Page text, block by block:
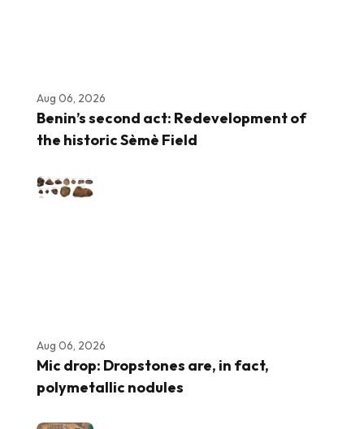
Aug 06, 2026
Benin’s second act: Redevelopment of
the historic Sèmè Field
Aug 06, 2026
Mic drop: Dropstones are, in fact,
polymetallic nodules